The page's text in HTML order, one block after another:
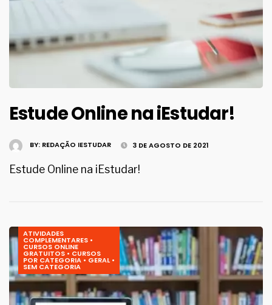
Estude Online na iEstudar!
BY: REDAÇÃO IESTUDAR 3 DE AGOSTO DE 2021
Estude Online na iEstudar!
ATIVIDADES
COMPLEMENTARES •
CURSOS ONLINE
GRATUITOS • CURSOS
POR CATEGORIA • GERAL•
SEM CATEGORIA